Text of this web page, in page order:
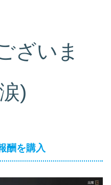
ざいま
)
酬を購入